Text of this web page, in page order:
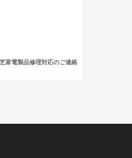
家電製品修理対応のご連絡